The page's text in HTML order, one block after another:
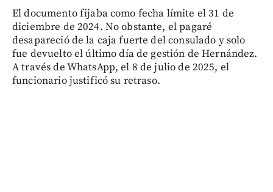
El documento fijaba como fecha límite el 31 de
diciembre de 2024. No obstante, el pagaré
desapareció de la caja fuerte del consulado y solo
fue devuelto el último día de gestión de Hernández.
A través de WhatsApp, el 8 de julio de 2025, el
funcionario justificó su retraso.